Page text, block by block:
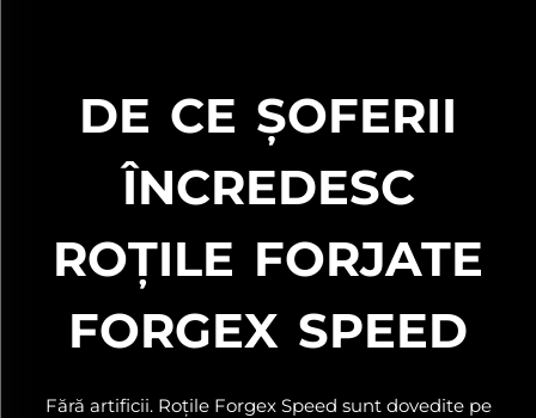
DE CE ȘOFERII
ÎNCREDESC
ROȚILE FORJATE
FORGEX SPEED
Fără artificii. Roțile Forgex Speed sunt dovedite pe